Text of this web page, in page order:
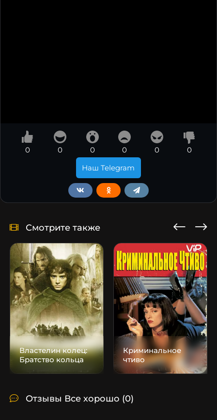
0 0 0 0 0
0
Наш Telegram
Смотрите также
Властелин колец:
Братство кольца
Криминальное
чтиво
Отзывы Все хорошо (0)